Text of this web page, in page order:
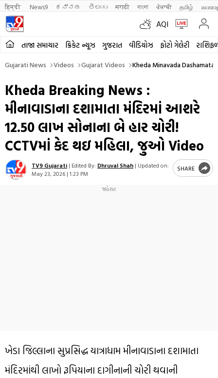
हिन्दी News9 ಕನ್ನಡ తెలుగు मराठी বাংলা ਪੰਜਾਬੀ தமிழ்
AQI
તાજા સમાચાર ક્રિકેટ ન્યૂઝ ગુજરાત વીડિયોઝ ફોટો ગેલેરી
Gujarati News Videos Gujarat Videos Kheda Minavada
Kheda Breaking News :
મીનાવાડાના દશામાતા મંદિરમાં આશરે
12.50 લાખ સોનાના બે હાર ચોરી!
CCTVમાં કેદ થઇ મહિલા, જુઓ Video
TV9 Gujarati | Edited By: Dhruval Shah | Updated on:
May 23, 2026 | 1:23 PM
SHARE
ખેડા જિલ્લાના સુપ્રસિદ્ધ યાત્રાધામ મીનાવાડાના દશામાતા
મંદિરમાંથી લાખો રૂપિયાના દાગીનાની ચોરી થવાની